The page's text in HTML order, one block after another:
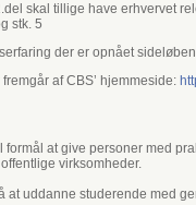
skal tillige have erhvervet
stk. 5
der er opnået
af CBS’ hjemmeside:
formål at give personer med
virksomheder.
at uddanne studerende med